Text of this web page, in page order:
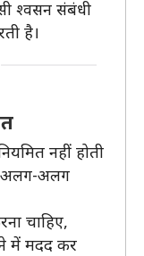
श्वसन संबंधी
है।
नहीं होती
अलग-अलग
चाहिए,
में मदद कर